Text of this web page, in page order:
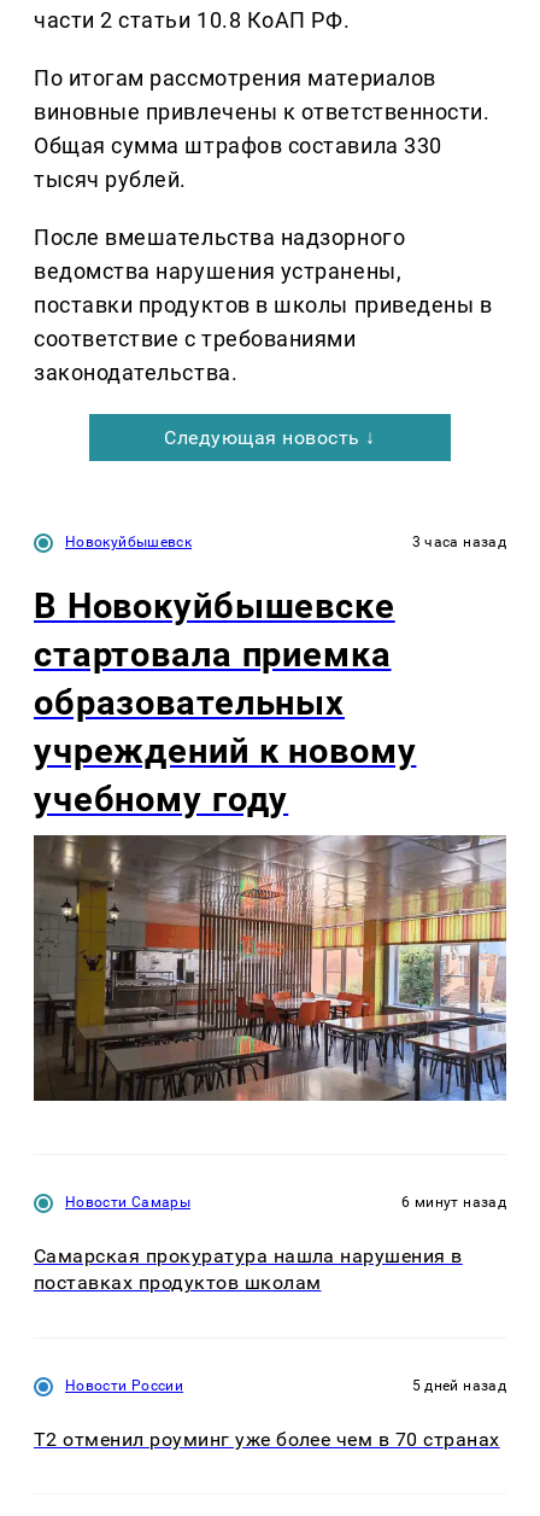
части 2 статьи 10.8 КоАП РФ.
По итогам рассмотрения материалов
виновные привлечены к ответственности.
Общая сумма штрафов составила 330
тысяч рублей.
После вмешательства надзорного
ведомства нарушения устранены,
поставки продуктов в школы приведены в
соответствие с требованиями
законодательства.
Следующая новость ↓
Новокуйбышевск 3 часа назад
В Новокуйбышевске
стартовала приемка
образовательных
учреждений к новому
учебному году
Новости Самары 6 минут назад
Самарская прокуратура нашла нарушения в
поставках продуктов школам
Новости России 5 дней назад
Т2 отменил роуминг уже более чем в 70 странах